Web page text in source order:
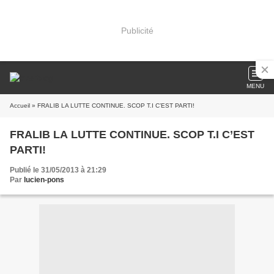
Publicité
MENU
Accueil » FRALIB LA LUTTE CONTINUE. SCOP T.I C’EST PARTI!
FRALIB LA LUTTE CONTINUE. SCOP T.I C’EST
PARTI!
Publié le 31/05/2013 à 21:29
Par lucien-pons